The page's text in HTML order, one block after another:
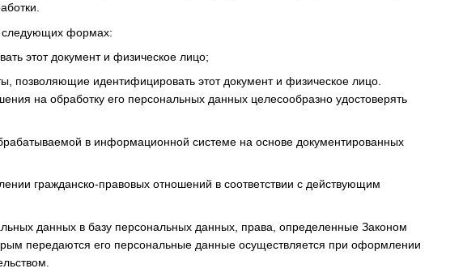
следующих формах:
этот документ и физическое лицо;
позволяющие идентифицировать этот документ и физическое лицо.
на обработку его персональных данных целесообразно удостоверять
в информационной системе на основе документированных
гражданско-правовых отношений в соответствии с действующим
данных в базу персональных данных, права, определенные Законом
передаются его персональные данные осуществляется при оформлении